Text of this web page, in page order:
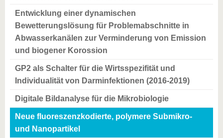
Entwicklung einer dynamischen
Bewetterungslösung für Problemabschnitte in
Abwasserkanälen zur Verminderung von Emission
und biogener Korossion
GP2 als Schalter für die Wirtsspezifität und
Individualität von Darminfektionen (2016-2019)
Digitale Bildanalyse für die Mikrobiologie
Neue fluoreszenzkodierte, polymere Submikro-
und Nanopartikel